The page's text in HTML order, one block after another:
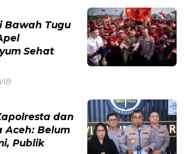
Bawah Tugu
Sehat
dan
Aceh: Belum
Publik